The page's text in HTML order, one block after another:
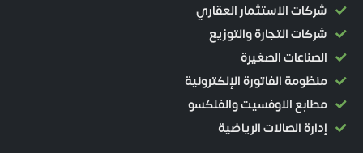
شركات الاستثمار العقاري
شركات التجارة والتوزيع
الصناعات الصغيرة
منظومة الفاتورة الإلكترونية
مطابع الاوفسيت والفلكسو
إدارة الصالات الرياضية